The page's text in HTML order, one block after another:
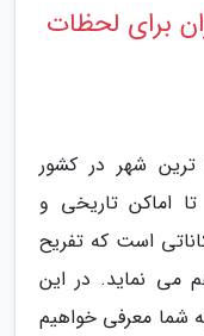
برای لحظات
ترین شهر در کشور
اماکن تاریخی و
است که تفریح
می نماید. در این
به شما معرفی خواهیم